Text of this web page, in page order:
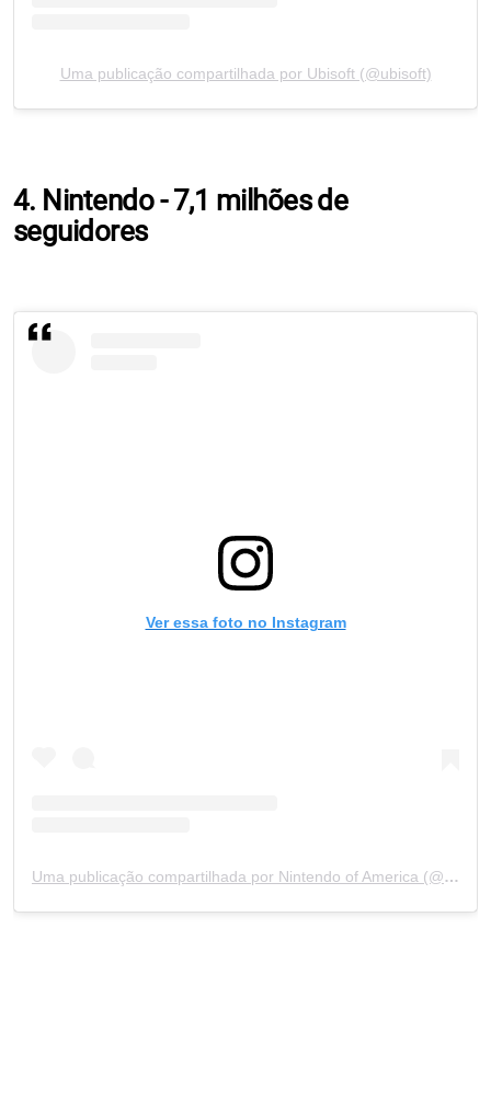
Uma publicação compartilhada por Ubisoft (@ubisoft)
4. Nintendo - 7,1 milhões de
seguidores
Ver essa foto no Instagram
Uma publicação compartilhada por Nintendo of America (@nintendo)